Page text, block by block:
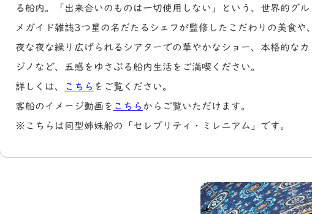
る船内。「出来合いのものは一切使用しない」という、世界的グル
メガイド雑誌3つ星の名だたるシェフが監修したこだわりの美食や、
夜な夜な繰り広げられるシアターでの華やかなショー、本格的なカ
ジノなど、五感をゆさぶる船内生活をご満喫ください。
詳しくは、
こちら をご覧ください。
客船のイメージ動画を こちら からご覧いただけます。
※こちらは同型姉妹船の「セレブリティ・ミレニアム」です。